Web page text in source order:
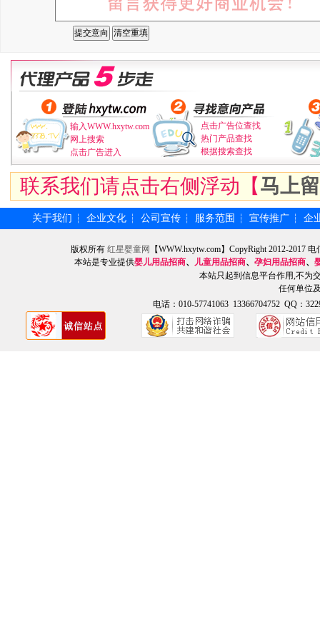
输入WWW.hxytw.com
网上搜索
点击广告进入
点击广告位查找
热门产品查找
根据搜索查找
联系我们请点击右侧浮动【马上
关于我们 ┆ 企业文化 ┆ 公司宣传 ┆ 服务范围 ┆ 宣传推广 ┆ 企
版权所有 红星婴童网
【WWW.hxytw.com】CopyRight 2012-2017
本站是专业提供婴儿用品招商、 儿童用品招商、 孕妇用品招商、
本站只起到信息平台作用,不为
任何单位
电话：010-57741063 13366704752 QQ：